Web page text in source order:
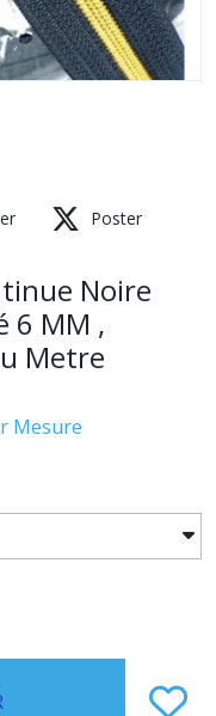
Poster
Noire
6 MM ,
Metre
Mesure